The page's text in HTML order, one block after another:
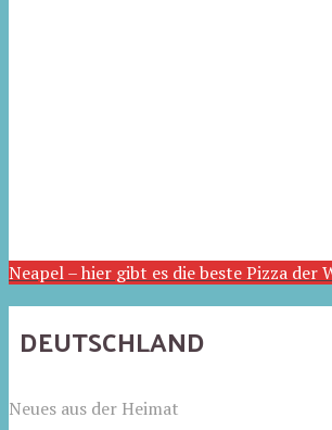
Neapel – hier gibt es die beste Pizza der
DEUTSCHLAND
Neues aus der Heimat